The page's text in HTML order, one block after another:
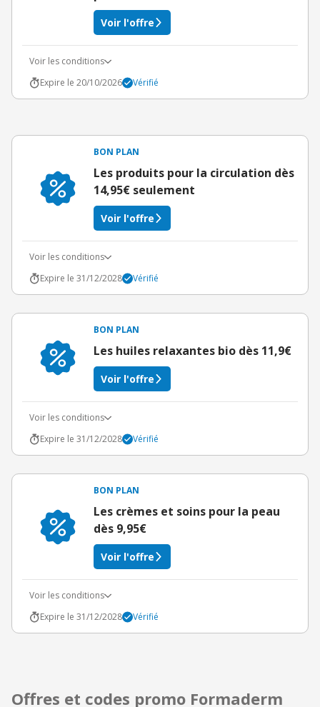
Voir l'offre
Voir les conditions
Expire le 20/10/2026
Vérifié
BON PLAN
Les produits pour la circulation dès
14,95€ seulement
Voir l'offre
Voir les conditions
Expire le 31/12/2028
Vérifié
BON PLAN
Les huiles relaxantes bio dès 11,9€
Voir l'offre
Voir les conditions
Expire le 31/12/2028
Vérifié
BON PLAN
Les crèmes et soins pour la peau
dès 9,95€
Voir l'offre
Voir les conditions
Expire le 31/12/2028
Vérifié
Offres et codes promo Formaderm